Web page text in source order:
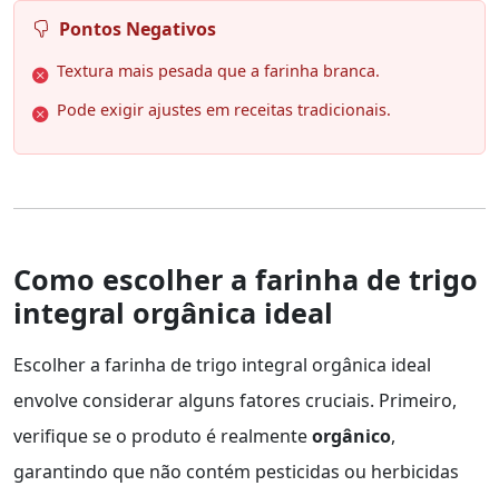
Pontos Negativos
Textura mais pesada que a farinha branca.
Pode exigir ajustes em receitas tradicionais.
Como escolher a farinha de trigo
integral orgânica ideal
Escolher a farinha de trigo integral orgânica ideal
envolve considerar alguns fatores cruciais. Primeiro,
verifique se o produto é realmenteorgânico,
garantindo que não contém pesticidas ou herbicidas